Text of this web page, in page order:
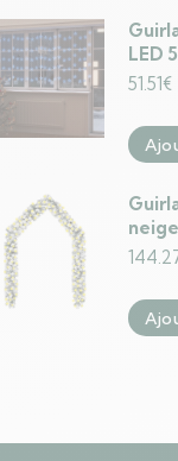
LED
51.51€